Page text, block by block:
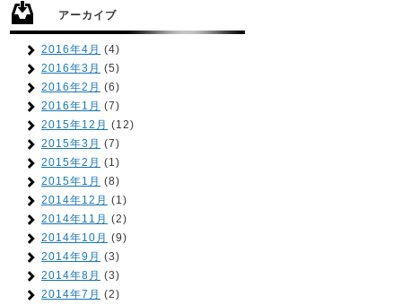
アーカイブ
2016年4月 (4)
2016年3月 (5)
2016年2月 (6)
2016年1月 (7)
2015年12月 (12)
2015年3月 (7)
2015年2月 (1)
2015年1月 (8)
2014年12月 (1)
2014年11月 (2)
2014年10月 (9)
2014年9月 (3)
2014年8月 (3)
2014年7月 (2)